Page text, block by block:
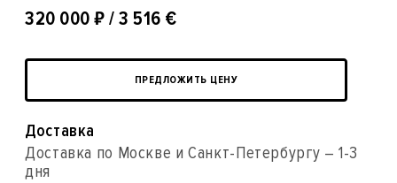
320 000 ₽ / 3 516 €
ПРЕДЛОЖИТЬ ЦЕНУ
Доставка
Доставка по Москве и Санкт-Петербургу – 1-3
дня